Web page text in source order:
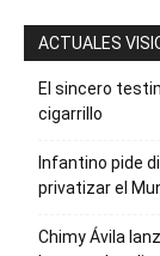
ACTUALES
El sincero
cigarrillo
Infantino pide
privatizar el
Chimy Ávila